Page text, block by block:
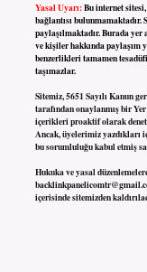
Yasal Uyarı:Bu internet
bağlantısı bulunmamaktadır.
paylaşılmaktadır. Burada
ve kişiler hakkında paylaşım
benzerlikleri tamamen
taşımazlar.
Sitemiz, 5651 Sayılı Kanun
tarafından onaylanmış bir
içerikleri proaktif olarak
Ancak, üyelerimiz yazdıkları
bu sorumluluğu kabul etmiş
Hukuka ve yasal
içerisinde sitemizden